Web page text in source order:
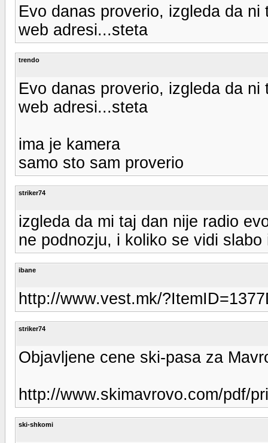
Evo danas proverio, izgleda da
web adresi...steta
trendo
Evo danas proverio, izgleda da
web adresi...steta
ima je kamera
samo sto sam proverio
striker74
izgleda da mi taj dan nije radio
ne podnozju, i koliko se vidi slabo
ibane
http://www.vest.mk/
striker74
Objavljene cene ski-pasa za
http://www.skimavrovo.com/pdf/
ski-shkomi